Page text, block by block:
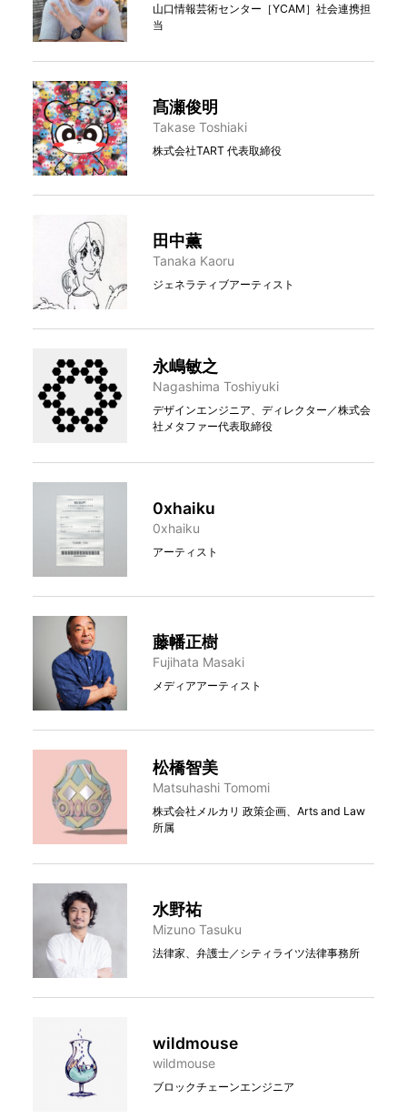
山口情報芸術センター［YCAM］社会連携担
当
髙瀬俊明
Takase Toshiaki
株式会社TART 代表取締役
田中薫
Tanaka Kaoru
ジェネラティブアーティスト
永嶋敏之
Nagashima Toshiyuki
デザインエンジニア、ディレクター／株式会
社メタファー代表取締役
0xhaiku
0xhaiku
アーティスト
藤幡正樹
Fujihata Masaki
メディアアーティスト
松橋智美
Matsuhashi Tomomi
株式会社メルカリ 政策企画、Arts and Law
所属
水野祐
Mizuno Tasuku
法律家、弁護士／シティライツ法律事務所
wildmouse
wildmouse
ブロックチェーンエンジニア